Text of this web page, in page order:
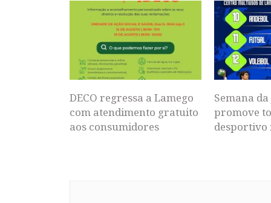
DECO regressa a Lamego
com atendimento gratuito
aos consumidores
Semana
promove